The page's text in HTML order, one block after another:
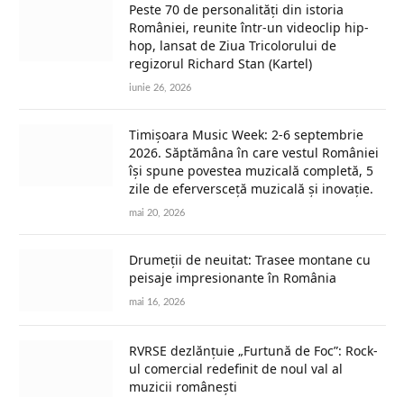
Peste 70 de personalități din istoria
României, reunite într-un videoclip hip-
hop, lansat de Ziua Tricolorului de
regizorul Richard Stan (Kartel)
iunie 26, 2026
Timișoara Music Week: 2-6 septembrie
2026. Săptămâna în care vestul României
își spune povestea muzicală completă, 5
zile de eferversceță muzicală și inovație.
mai 20, 2026
Drumeții de neuitat: Trasee montane cu
peisaje impresionante în România
mai 16, 2026
RVRSE dezlănțuie „Furtună de Foc”: Rock-
ul comercial redefinit de noul val al
muzicii românești